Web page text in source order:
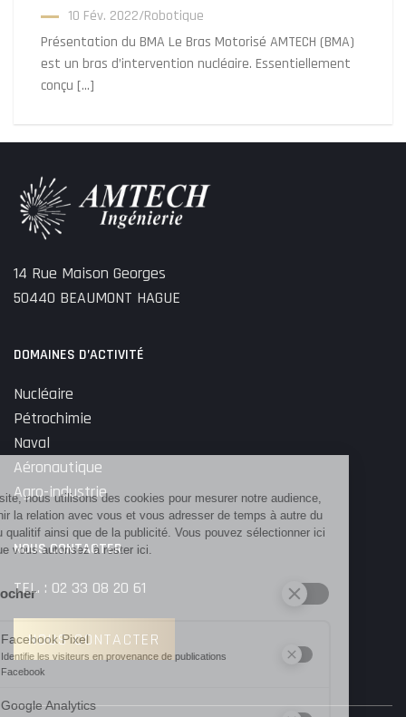
10 Fév. 2022/Robotique
Présentation du BMA Le Bras Motorisé AMTECH (BMA)
est un bras d’intervention nucléaire. Essentiellement
conçu […]
14 Rue Maison Georges
50440 BEAUMONT HAGUE
DOMAINES D’ACTIVITÉ
Nucléaire
Pétrochimie
Naval
Aéronautique
Agro-industrie
NOUS CONTACTER
TEL. : 02 33 08 20 61
NOUS CONTACTER
Sur ce site, nous utilisons des cookies pour mesurer notre audience,
entretenir la relation avec vous et vous adresser de temps à autre du
contenu qualitif ainsi que de la publicité. Vous pouvez sélectionner ici
ceux que vous autorisez à rester ici.
Tout cocher
?
Facebook Pixel
Identifie les visiteurs en provenance de publications
Google Analytics